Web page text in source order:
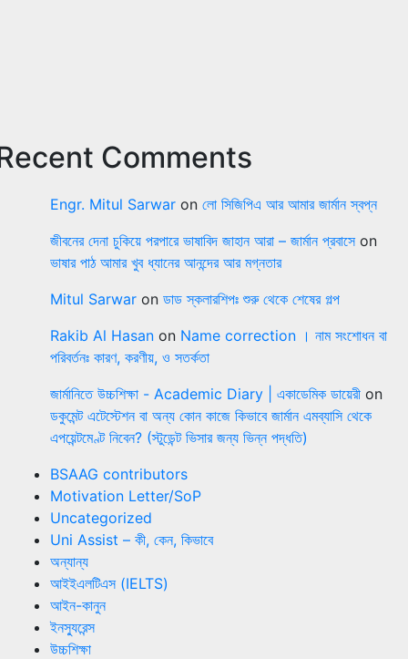
Comments
Engr. Mitul Sarwar on লো সিজিপিএ আর আমার জার্মান স্বপ্ন
জীবনের দেনা চুকিয়ে পরপারে ভাষাবিদ জাহান আরা – জার্মান প্রবাসেon
ভাষার পাঠ আমার খুব ধ্যানের আনন্দের আর মগ্নতার
Mitul Sarwar on ডাড স্কলারশিপঃ শুরু থেকে শেষের গল্প
Rakib Al Hasan on Name correction । নাম সংশোধন বা
পরিবর্তনঃ কারণ, করণীয়, ও সতর্কতা
জার্মানিতে উচ্চশিক্ষা - Academic Diary | একাডেমিক ডায়েরী on
ডকুমেন্ট এটেস্টেশন বা অন্য কোন কাজে কিভাবে জার্মান এমব্যাসি থেকে
এপয়েন্টমেণ্ট নিবেন? (স্টুডেন্ট ভিসার জন্য ভিন্ন পদ্ধতি)
BSAAG contributors
Motivation Letter/SoP
Uncategorized
Uni Assist – কী, কেন, কিভাবে
অন্যান্য
আইইএলটিএস (IELTS)
আইন-কানুন
ইনস্যুরেন্স
উচ্চশিক্ষা